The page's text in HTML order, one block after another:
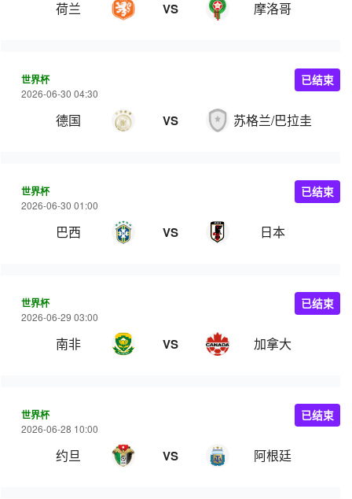
荷兰 VS 摩洛哥
世界杯
2026-06-30 04:30
德国 VS 苏格兰/巴拉圭/瑞典
已结束
世界杯
2026-06-30 01:00
巴西 VS 日本
已结束
世界杯
2026-06-29 03:00
南非 VS 加拿大
已结束
世界杯
2026-06-28 10:00
约旦 VS 阿根廷
已结束